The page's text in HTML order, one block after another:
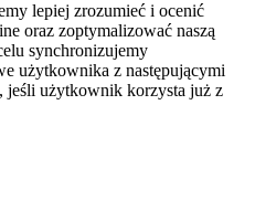
lepiej zrozumieć i ocenić
oraz zoptymalizować naszą
synchronizujemy
użytkownika z następującymi
jeśli użytkownik korzysta już z